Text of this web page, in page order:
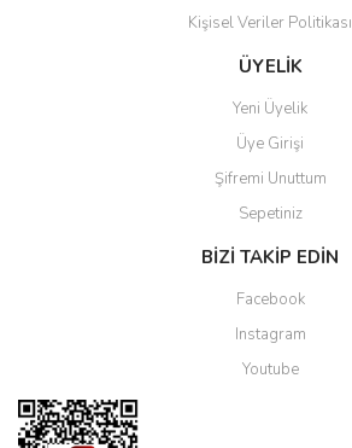
Gönder
Kişisel Veriler Politikası
ÜYELİK
Yeni Üyelik
Üye Girişi
Şifremi Unuttum
Sepetiniz
BİZİ TAKİP EDİN
Facebook
Instagram
Youtube